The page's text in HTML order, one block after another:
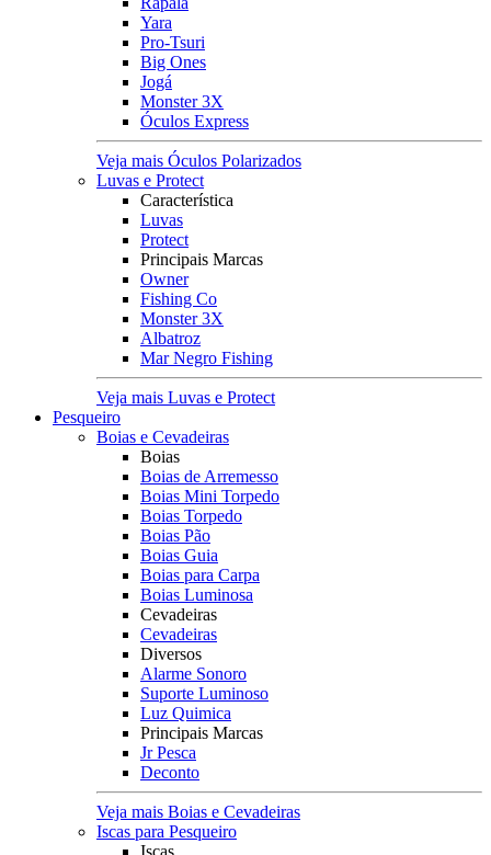
Yara
Pro-Tsuri
Big Ones
Jogá
Monster 3X
Óculos Express
Veja mais Óculos Polarizados
Luvas e Protect
Característica
Luvas
Protect
Principais Marcas
Owner
Fishing Co
Monster 3X
Albatroz
Mar Negro Fishing
Veja mais Luvas e Protect
Pesqueiro
Boias e Cevadeiras
Boias
Boias de Arremesso
Boias Mini Torpedo
Boias Torpedo
Boias Pão
Boias Guia
Boias para Carpa
Boias Luminosa
Cevadeiras
Cevadeiras
Diversos
Alarme Sonoro
Suporte Luminoso
Luz Quimica
Principais Marcas
Jr Pesca
Deconto
Veja mais Boias e Cevadeiras
Iscas para Pesqueiro
Iscas